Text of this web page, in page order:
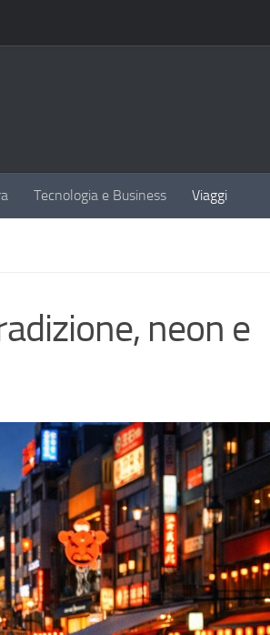
Tecnologia e Business Viaggi
neon e